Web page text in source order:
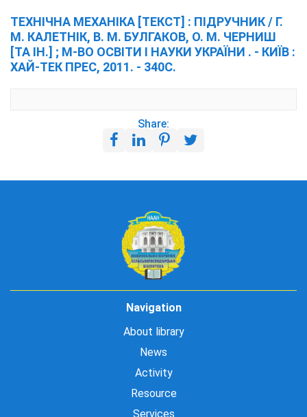
ТЕХНІЧНА МЕХАНІКА [ТЕКСТ] : ПІДРУЧНИК / Г.
М. КАЛЕТНІК, В. М. БУЛГАКОВ, О. М. ЧЕРНИШ
[ТА ІН.] ; М-ВО ОСВІТИ І НАУКИ УКРАЇНИ . - КИЇВ :
ХАЙ-ТЕК ПРЕС, 2011. - 340С.
Share:
Navigation
About library
News
Activity
Resource
Services